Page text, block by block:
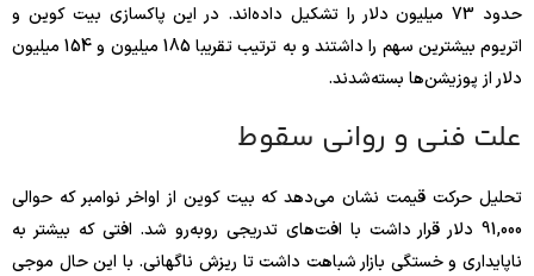
حدود 73 میلیون دلار را تشکیل داده‌اند. در این پاکسازی بیت کوین و
اتریوم بیشترین سهم را داشتند و به ترتیب تقریبا 185 میلیون و 154 میلیون
دلار از پوزیشن‌ها بسته‌شدند.
علت فنی و روانی سقوط
تحلیل حرکت قیمت نشان می‌دهد که بیت کوین از اواخر نوامبر که حوالی
91,000 دلار قرار داشت با افت‌های تدریجی روبه‌رو شد. افتی که بیشتر به
ناپایداری و خستگی بازار شباهت داشت تا ریزش ناگهانی. با این حال موجی